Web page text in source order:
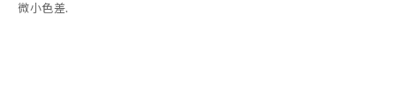
微小色差.